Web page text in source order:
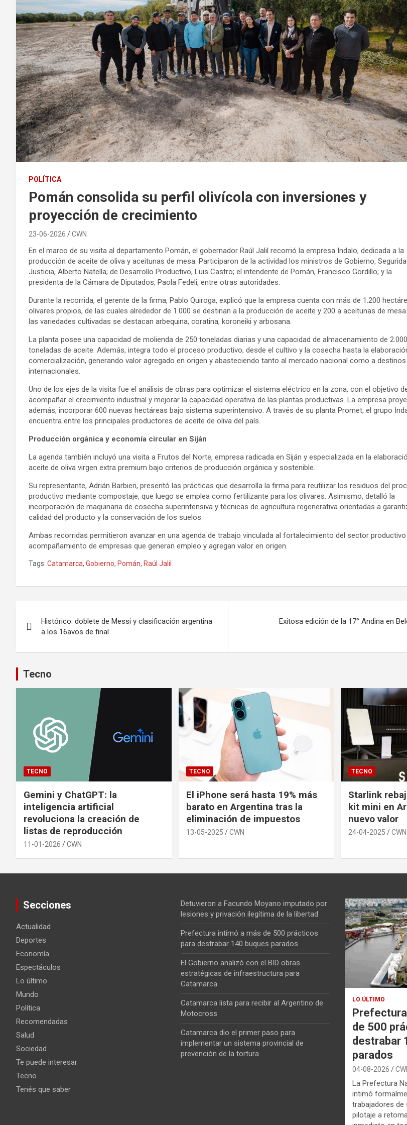
POLÍTICA
Pomán consolida su perfil olivícola con inversiones y
proyección de crecimiento
23-06-2026 CWN
En el marco de su visita al departamento Pomán, el gobernador Raúl Jalil recorrió la empresa Indalo, dedicada a la
producción de aceite de oliva y aceitunas de mesa. Participaron de la actividad los ministros de Gobierno,
Justicia, Alberto Natella; de Desarrollo Productivo, Luis Castro; el intendente de Pomán, Francisco Gordillo; y la
presidenta de la Cámara de Diputados, Paola Fedeli, entre otras autoridades.
Durante la recorrida, el gerente de la firma, Pablo Quiroga, explicó que la empresa cuenta con más de 1.200
olivares propios, de las cuales alrededor de 1.000 se destinan a la producción de aceite y 200 a aceitunas de
las variedades cultivadas se destacan arbequina, coratina, koroneiki y arbosana.
La planta posee una capacidad de molienda de 250 toneladas diarias y una capacidad de almacenamiento de 2.000
toneladas de aceite. Además, integra todo el proceso productivo, desde el cultivo y la cosecha hasta la
comercialización, generando valor agregado en origen y abasteciendo tanto al mercado nacional como a destinos
internacionales.
Uno de los ejes de la visita fue el análisis de obras para optimizar el sistema eléctrico en la zona, con el objetivo
acompañar el crecimiento industrial y mejorar la capacidad operativa de las plantas productivas. La empresa
además, incorporar 600 nuevas hectáreas bajo sistema superintensivo. A través de su planta Promet, el grupo
encuentra entre los principales productores de aceite de oliva del país.
Producción orgánica y economía circular en Siján
La agenda también incluyó una visita a Frutos del Norte, empresa radicada en Siján y especializada en la
aceite de oliva virgen extra premium bajo criterios de producción orgánica y sostenible.
Su representante, Adrián Barbieri, presentó las prácticas que desarrolla la firma para reutilizar los residuos del
productivo mediante compostaje, que luego se emplea como fertilizante para los olivares. Asimismo, detalló la
incorporación de maquinaria de cosecha superintensiva y técnicas de agricultura regenerativa orientadas a
calidad del producto y la conservación de los suelos.
Ambas recorridas permitieron avanzar en una agenda de trabajo vinculada al fortalecimiento del sector productivo
acompañamiento de empresas que generan empleo y agregan valor en origen.
Tags: Catamarca, Gobierno, Pomán, Raúl Jalil
de
entradas
Histórico: doblete de Messi y clasificación argentina
a los 16avos de final
Exitosa edición de la 17° Andina en
Tecno
TECNO
Gemini y ChatGPT: la
inteligencia artificial
revoluciona la creación de
listas de reproducción
11-01-2026 CWN
TECNO
El iPhone será hasta 19% más
barato en Argentina tras la
eliminación de impuestos
13-05-2025 CWN
TECNO
Starlink
kit mini en
nuevo valor
24-04-2025 CWN
Secciones
Actualidad
Deportes
Economía
Espectáculos
Lo último
Mundo
Política
Recomendadas
Salud
Sociedad
Te puede interesar
Tecno
Tenés que saber
Detuvieron a Facundo Moyano imputado por
lesiones y privación ilegítima de la libertad
Prefectura intimó a más de 500 prácticos
para destrabar 140 buques parados
El Gobierno analizó con el BID obras
estratégicas de infraestructura para
Catamarca
Catamarca lista para recibir al Argentino de
Motocross
Catamarca dio el primer paso para
implementar un sistema provincial de
prevención de la tortura
LO ÚLTIMO
de 500
destrabar
parados
04-08-2026
La Prefectura
intimó
trabajadores de
pilotaje a